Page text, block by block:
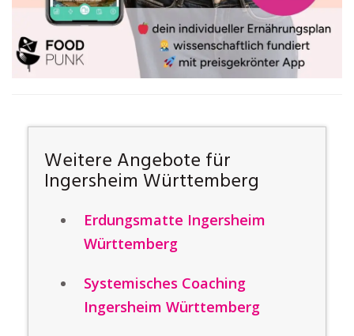
Weitere Angebote für
Ingersheim Württemberg
Erdungsmatte Ingersheim
Württemberg
Systemisches Coaching
Ingersheim Württemberg